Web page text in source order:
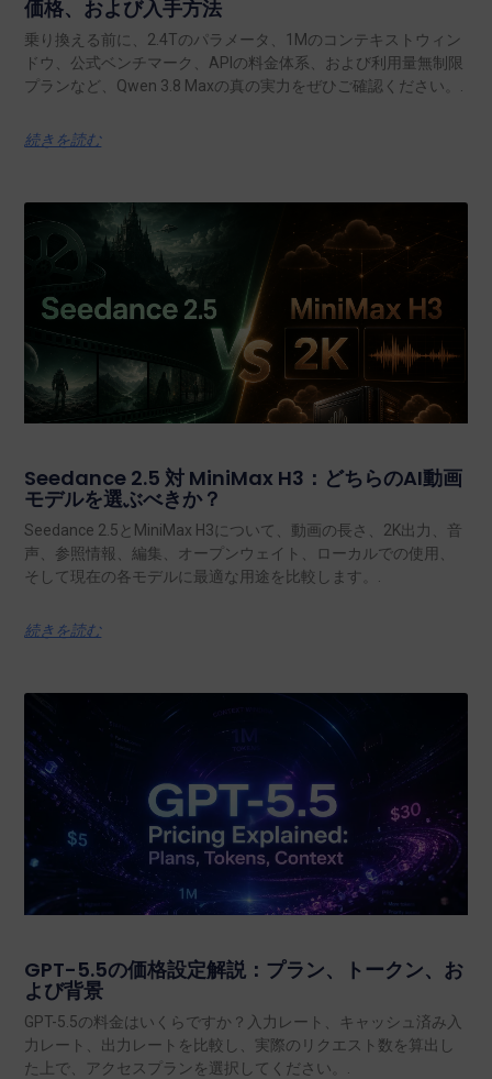
価格、および入手方法
乗り換える前に、2.4Tのパラメータ、1Mのコンテキストウィン
ドウ、公式ベンチマーク、APIの料金体系、および利用量無制限
プランなど、Qwen 3.8 Maxの真の実力をぜひご確認ください。.
続きを読む
Seedance 2.5 対 MiniMax H3：どちらのAI動画
モデルを選ぶべきか？
Seedance 2.5とMiniMax H3について、動画の長さ、2K出力、音
声、参照情報、編集、オープンウェイト、ローカルでの使用、
そして現在の各モデルに最適な用途を比較します。.
続きを読む
GPT-5.5の価格設定解説：プラン、トークン、お
よび背景
GPT-5.5の料金はいくらですか？入力レート、キャッシュ済み入
力レート、出力レートを比較し、実際のリクエスト数を算出し
た上で、アクセスプランを選択してください。.